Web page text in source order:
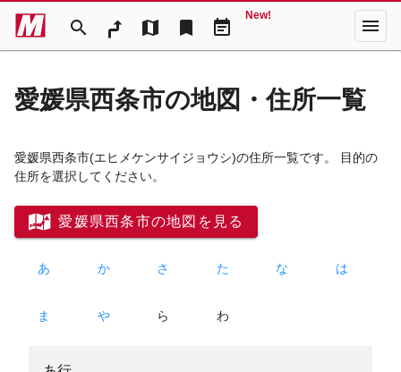
search map bookmark event_note
New! menu
愛媛県西条市の地図・住所一覧
愛媛県西条市(エヒメケンサイジョウシ)の住所一覧です。 目的の
住所を選択してください。
愛媛県西条市の地図を見る
あ か さ た な は
ま や ら わ